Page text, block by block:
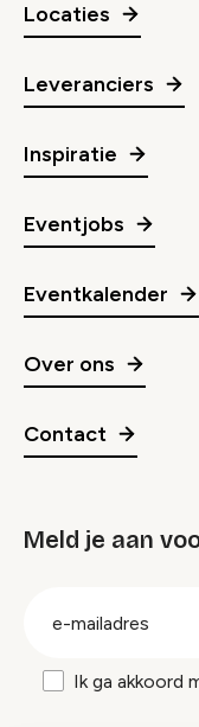
Locaties
Leveranciers
Inspiratie
Eventjobs
Eventkalender
Over ons
Contact
Meld je aan
Ik ga akkoord